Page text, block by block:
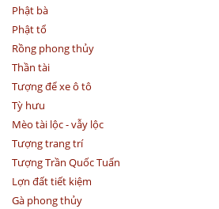
Phật bà
Phật tổ
Rồng phong thủy
Thần tài
Tượng để xe ô tô
Tỳ hưu
Mèo tài lộc - vẫy lộc
Tượng trang trí
Tượng Trần Quốc Tuấn
Lợn đất tiết kiệm
Gà phong thủy